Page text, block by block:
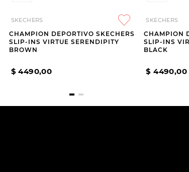
SKECHERS
CHAMPION DEPORTIVO SKECHERS
SLIP-INS VIRTUE SERENDIPITY
BROWN
$ 4490,00
SKECHERS
CHAMPION
SLIP-INS
BLACK
$ 4490,00